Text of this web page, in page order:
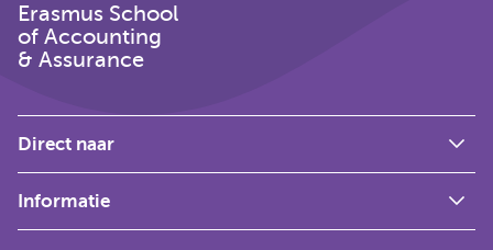
Erasmus School
of Accounting
& Assurance
Direct naar
Informatie